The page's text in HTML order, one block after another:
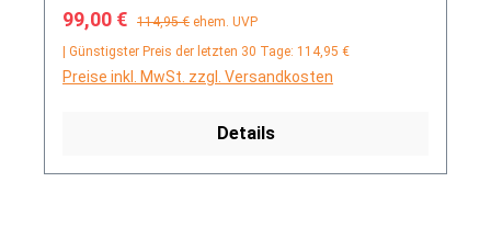
Verkaufspreis:
99,00 € Regulärer Preis:
114,95 € ehem. UVP
| Günstigster Preis der letzten 30 Tage: 114,95 €
Preise inkl. MwSt. zzgl. Versandkosten
Details